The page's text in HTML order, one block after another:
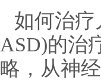
如何治
ASD)的治
略，从神